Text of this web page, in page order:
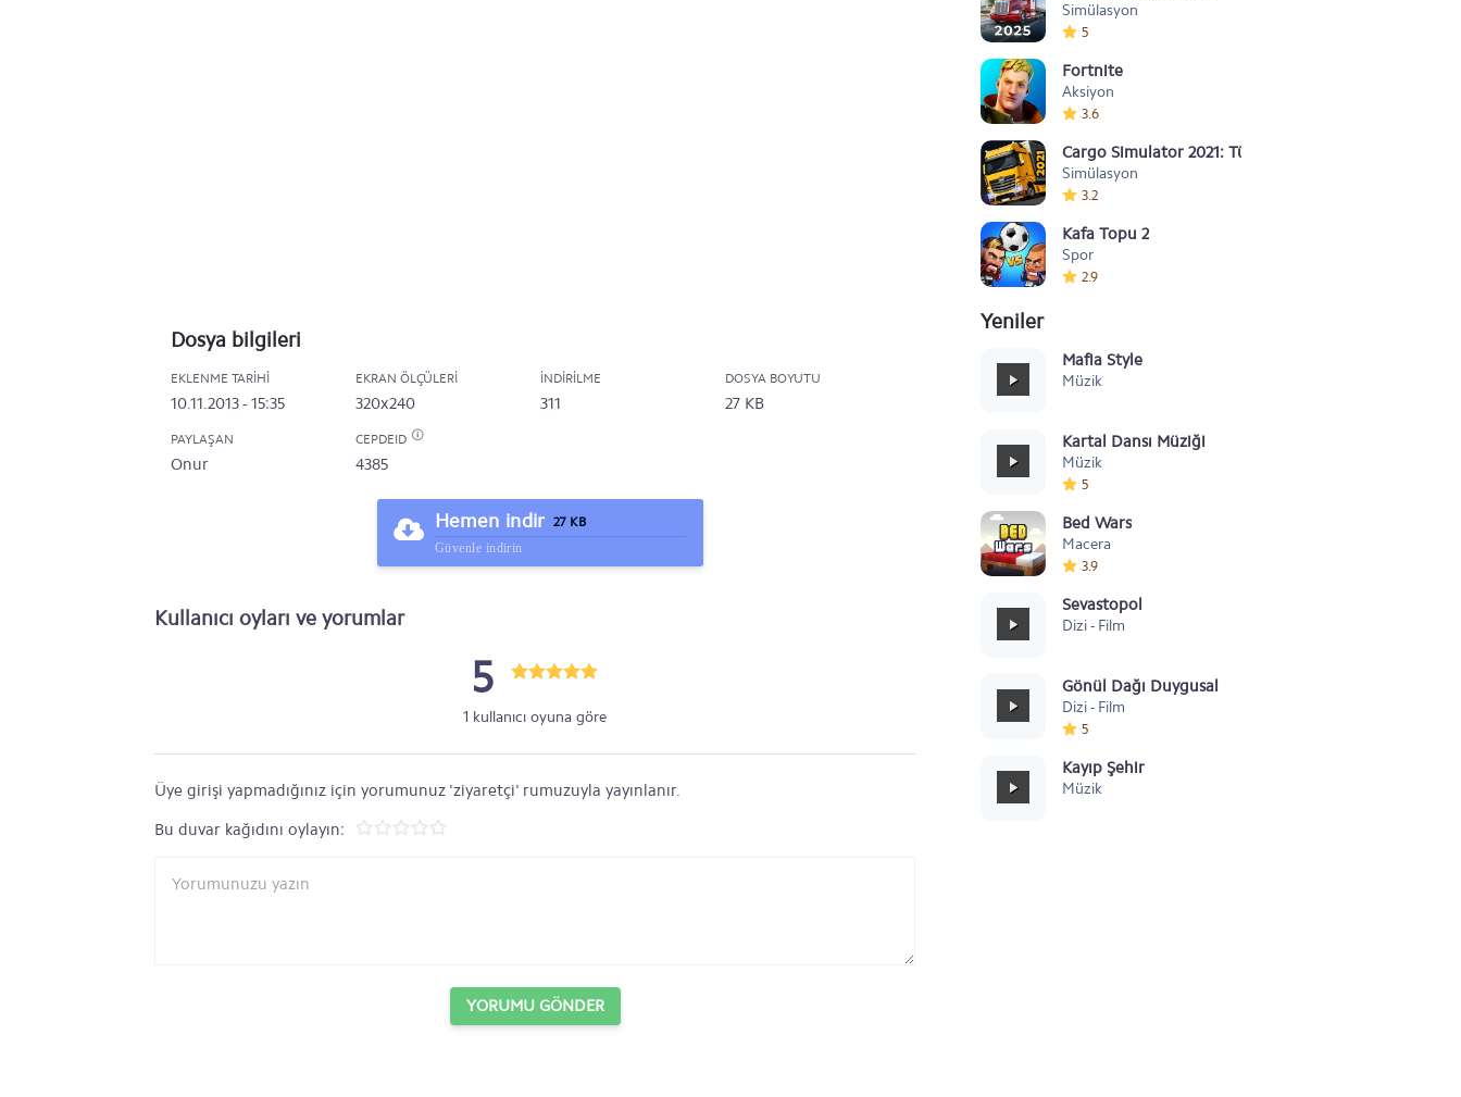
Dosya bilgileri
EKLENME TARIHI
10.11.2013 - 15:35
EKRAN ÖLÇÜLERI
320x240
İNDIRILME
311
DOSYA BOYUTU
27 KB
PAYLAŞAN
Onur
CEPDEID
4385
Hemen indir 27 KB
Güvenle indirin
Simülasyon
5
Fortnite
Aksiyon
3.6
Cargo Simulator 2021: Türkiye
Simülasyon
3.2
Kafa Topu 2
Spor
2.9
Yeniler
Mafia Style
Müzik
Kartal Dansı Müziği
Müzik
5
Bed Wars
Macera
3.9
Sevastopol
Dizi - Film
Gönül Dağı Duygusal
Dizi - Film
5
Kayıp Şehir
Müzik
Kullanıcı oyları ve yorumlar
5
1 kullanıcı oyuna göre
Üye girişi yapmadığınız için yorumunuz 'ziyaretçi' rumuzuyla yayınlanır.
Bu duvar kağıdını oylayın:
YORUMU GÖNDER